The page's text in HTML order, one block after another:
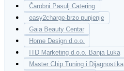
Čarobni Pasulj Catering
easy2charge-brzo punjenje
Gaia Beauty Centar
Home Design d.o.o.
ITD Marketing d.o.o. Banja Luka
Master Chip Tuning i Dijagnostika